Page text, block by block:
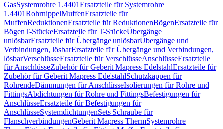
GasSystemrohre 1.4401Ersatzteile für Systemrohre
1.4401RohrnippelMuffenErsatzteile für
MuffenReduktionenErsatzteile für ReduktionenBögenErsatzteile für
BögenT-StückeErsatzteile für T-StückeÜbergänge
unlösbarErsatzteile für Übergänge unlösbarÜbergänge und
Verbindungen, lösbarErsatzteile für Übergänge und Verbindungen,
lösbarVerschlüsseErsatzteile für VerschlüsseAnschlüsseErsatzteile
für AnschlüsseZubehör für Geberit Mapress EdelstahlErsatzteile für
Zubehör für Geberit Mapress EdelstahlSchutzkappen für
RohrendeDämmungen für AnschlüsseIsolierungen für Rohre und
FittingsAbdichtungen für Rohre und FittingsBefestigungen für
AnschlüsseErsatzteile für Befestigungen für
AnschlüsseSystemdichtungenSets Schraube für
FlanschverbindungenGeberit Mapress ThermSystemrohre